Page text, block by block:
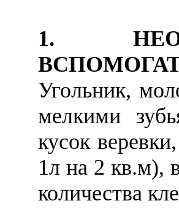
1.
Угольник,
мелкими
кусок
1л на 2 кв.м),
количества